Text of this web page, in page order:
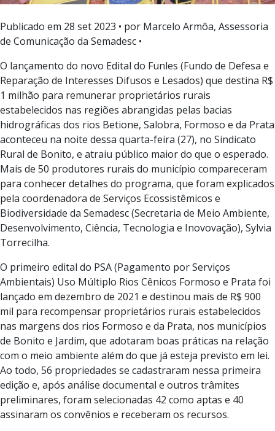
Publicado em 28 set 2023 • por Marcelo Armôa, Assessoria
de Comunicação da Semadesc •
O lançamento do novo Edital do Funles (Fundo de Defesa e
Reparação de Interesses Difusos e Lesados) que destina R$
1 milhão para remunerar proprietários rurais
estabelecidos nas regiões abrangidas pelas bacias
hidrográficas dos rios Betione, Salobra, Formoso e da Prata
aconteceu na noite dessa quarta-feira (27), no Sindicato
Rural de Bonito, e atraiu público maior do que o esperado.
Mais de 50 produtores rurais do município compareceram
para conhecer detalhes do programa, que foram explicados
pela coordenadora de Serviços Ecossistêmicos e
Biodiversidade da Semadesc (Secretaria de Meio Ambiente,
Desenvolvimento, Ciência, Tecnologia e Inovovação), Sylvia
Torrecilha.
O primeiro edital do PSA (Pagamento por Serviços
Ambientais) Uso Múltiplo Rios Cênicos Formoso e Prata foi
lançado em dezembro de 2021 e destinou mais de R$ 900
mil para recompensar proprietários rurais estabelecidos
nas margens dos rios Formoso e da Prata, nos municípios
de Bonito e Jardim, que adotaram boas práticas na relação
com o meio ambiente além do que já esteja previsto em lei.
Ao todo, 56 propriedades se cadastraram nessa primeira
edição e, após análise documental e outros trâmites
preliminares, foram selecionadas 42 como aptas e 40
assinaram os convênios e receberam os recursos.